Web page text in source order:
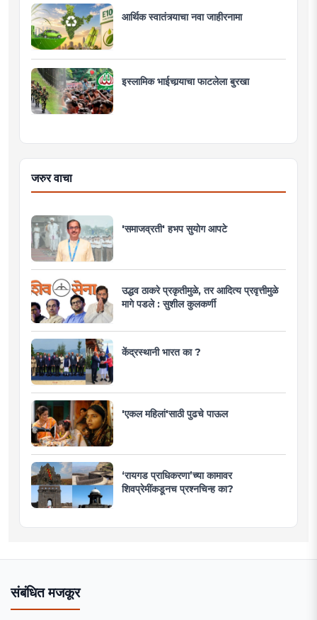
आर्थिक स्वातंत्र्याचा नवा जाहीरनामा
इस्लामिक भाईचार्‍याचा फाटलेला बुरखा
जरुर वाचा
'समाजव्रती' हभप सुयोग आपटे
उद्धव ठाकरे प्रकृतीमुळे, तर आदित्य प्रवृत्तीमुळे
मागे पडले : सुशील कुलकर्णी
केंद्रस्थानी भारत का ?
'एकल महिलां'साठी पुढचे पाऊल
‘रायगड प्राधिकरणा’च्या कामावर
शिवप्रेमींकडूनच प्रश्नचिन्ह का?
संबंधित मजकूर